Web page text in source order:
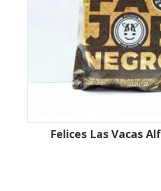
Felices Las Vacas